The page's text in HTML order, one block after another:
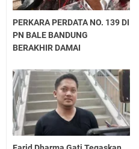
PERKARA PERDATA NO. 139 DI
PN BALE BANDUNG
BERAKHIR DAMAI